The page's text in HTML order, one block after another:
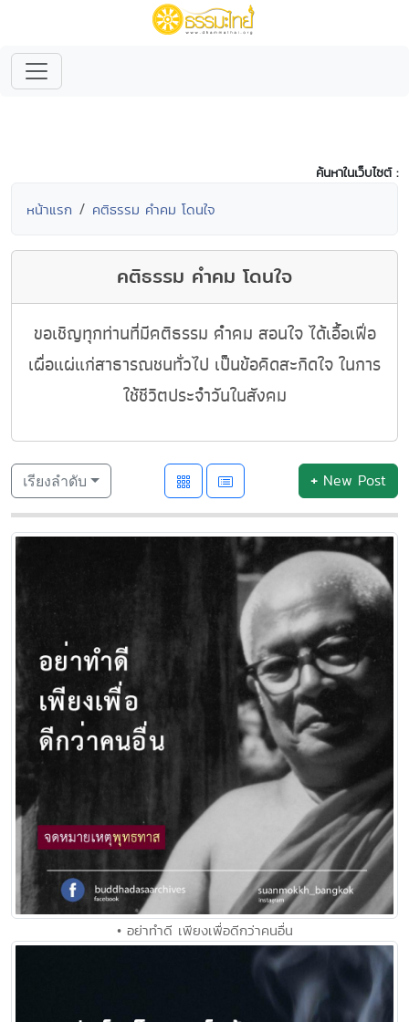
ค้นหาในเว็บไซต์ :
หน้าแรก คติธรรม คำคม โดนใจ
คติธรรม คำคม โดนใจ
ขอเชิญทุกท่านที่มีคติธรรม คำคม สอนใจ ได้เอื้อเฟื่อ
เผื่อแผ่แก่สาธารณชนทั่วไป เป็นข้อคิดสะกิดใจ ในการ
ใช้ชีวิตประจำวันในสังคม
เรียงลำดับ +New Post
• อย่าทำดี เพียงเพื่อดีกว่าคนอื่น